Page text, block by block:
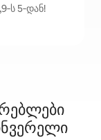
5‑დან!